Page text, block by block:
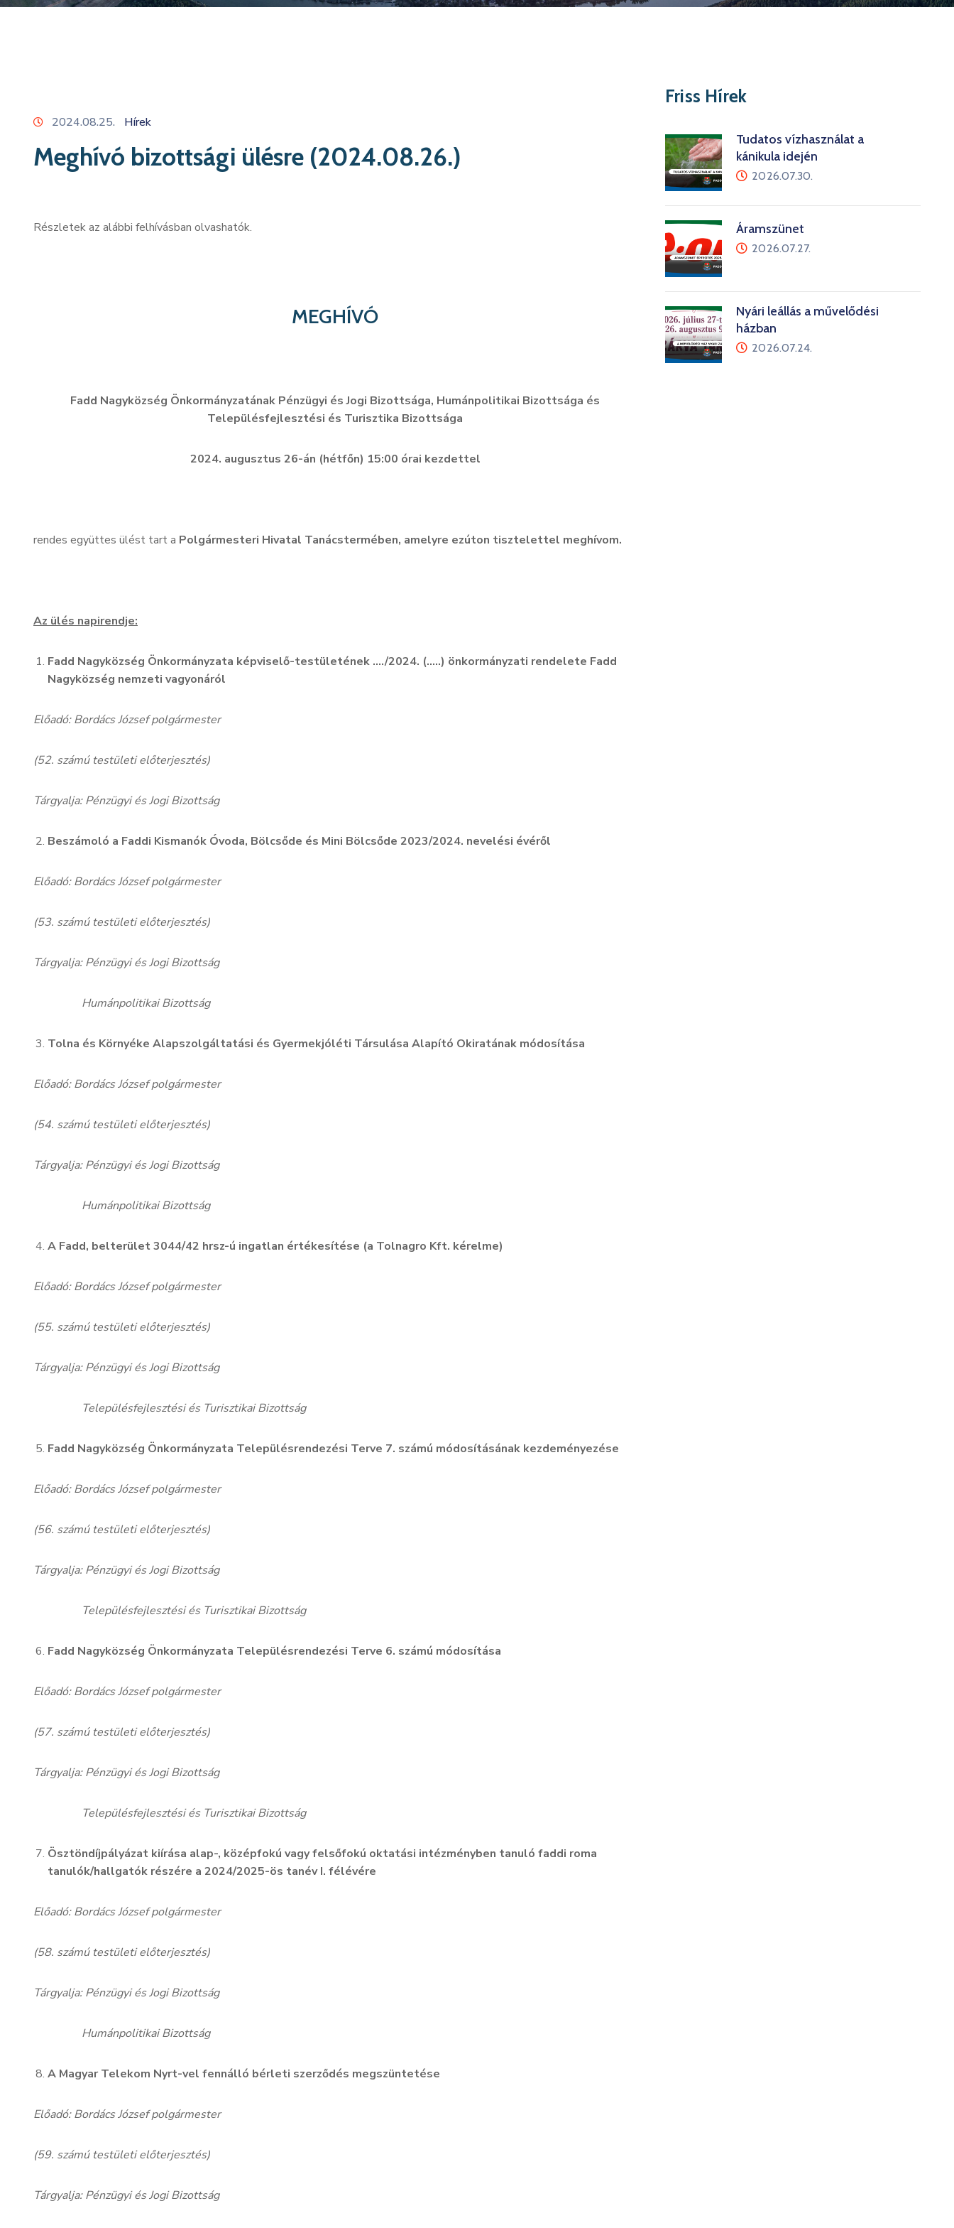
2024.08.25. Hírek
Meghívó bizottsági ülésre (2024.08.26.)
Részletek az alábbi felhívásban olvashatók.
MEGHÍVÓ
Fadd Nagyközség Önkormányzatának Pénzügyi és Jogi Bizottsága, Humánpolitikai Bizottsága és
Településfejlesztési és Turisztika Bizottsága
2024. augusztus 26-án (hétfőn) 15:00 órai kezdettel
rendes együttes ülést tart a Polgármesteri Hivatal Tanácstermében, amelyre ezúton tisztelettel meghívom.
Az ülés napirendje:
Fadd Nagyközség Önkormányzata képviselő-testületének …./2024. (…..) önkormányzati rendelete Fadd
Nagyközség nemzeti vagyonáról
Előadó: Bordács József polgármester
(52. számú testületi előterjesztés)
Tárgyalja: Pénzügyi és Jogi Bizottság
Beszámoló a Faddi Kismanók Óvoda, Bölcsőde és Mini Bölcsőde 2023/2024. nevelési évéről
Előadó: Bordács József polgármester
(53. számú testületi előterjesztés)
Tárgyalja: Pénzügyi és Jogi Bizottság
Humánpolitikai Bizottság
Tolna és Környéke Alapszolgáltatási és Gyermekjóléti Társulása Alapító Okiratának módosítása
Előadó: Bordács József polgármester
(54. számú testületi előterjesztés)
Tárgyalja: Pénzügyi és Jogi Bizottság
Humánpolitikai Bizottság
A Fadd, belterület 3044/42 hrsz-ú ingatlan értékesítése (a Tolnagro Kft. kérelme)
Előadó: Bordács József polgármester
(55. számú testületi előterjesztés)
Tárgyalja: Pénzügyi és Jogi Bizottság
Településfejlesztési és Turisztikai Bizottság
Fadd Nagyközség Önkormányzata Településrendezési Terve 7. számú módosításának kezdeményezése
Előadó: Bordács József polgármester
(56. számú testületi előterjesztés)
Tárgyalja: Pénzügyi és Jogi Bizottság
Településfejlesztési és Turisztikai Bizottság
Fadd Nagyközség Önkormányzata Településrendezési Terve 6. számú módosítása
Előadó: Bordács József polgármester
(57. számú testületi előterjesztés)
Tárgyalja: Pénzügyi és Jogi Bizottság
Településfejlesztési és Turisztikai Bizottság
Ösztöndíjpályázat kiírása alap-, középfokú vagy felsőfokú oktatási intézményben tanuló faddi roma
tanulók/hallgatók részére a 2024/2025-ös tanév I. félévére
Előadó: Bordács József polgármester
(58. számú testületi előterjesztés)
Tárgyalja: Pénzügyi és Jogi Bizottság
Humánpolitikai Bizottság
A Magyar Telekom Nyrt-vel fennálló bérleti szerződés megszüntetése
Előadó: Bordács József polgármester
(59. számú testületi előterjesztés)
Tárgyalja: Pénzügyi és Jogi Bizottság
Friss Hírek
Tudatos vízhasználat a
kánikula idején
2026.07.30.
Áramszünet
2026.07.27.
Nyári leállás a művelődési
házban
2026.07.24.